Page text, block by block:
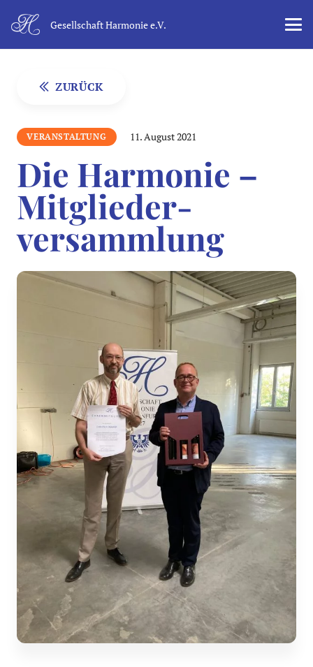
Gesellschaft Harmonie e.V.
ZURÜCK
VERANSTALTUNG 11. August 2021
Die Harmonie –
Mitglieder­
versammlung